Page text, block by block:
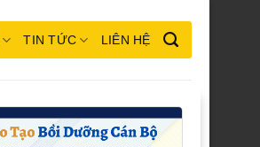
TIN TỨC LIÊN HỆ